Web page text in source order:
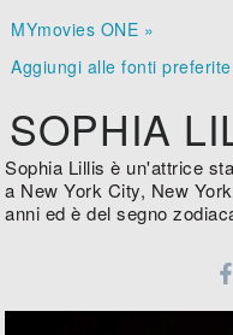
MYmovies ONE »
Aggiungi alle fonti
SOPHIA
Sophia Lillis è un'attrice
a New York City, New
anni ed è del segno